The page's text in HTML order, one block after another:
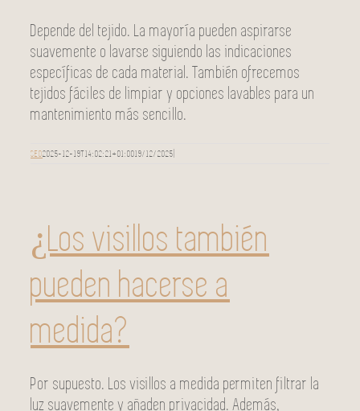
Depende del tejido. La mayoría pueden aspirarse
suavemente o lavarse siguiendo las indicaciones
específicas de cada material. También ofrecemos
tejidos fáciles de limpiar y opciones lavables para un
mantenimiento más sencillo.
SEO2025-12-19T14:02:21+01:0019/12/2025
¿Los visillos también
pueden hacerse a
medida?
Por supuesto. Los visillos a medida permiten filtrar la
luz suavemente y añaden privacidad. Además,